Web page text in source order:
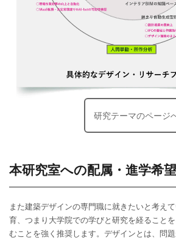
研究テーマのページ
本研究室への配属・進学希
また建築デザインの専門職に就きたいと考え
育、つまり大学院での学びと研究を経ること
むことを強く推奨します。デザインとは、問